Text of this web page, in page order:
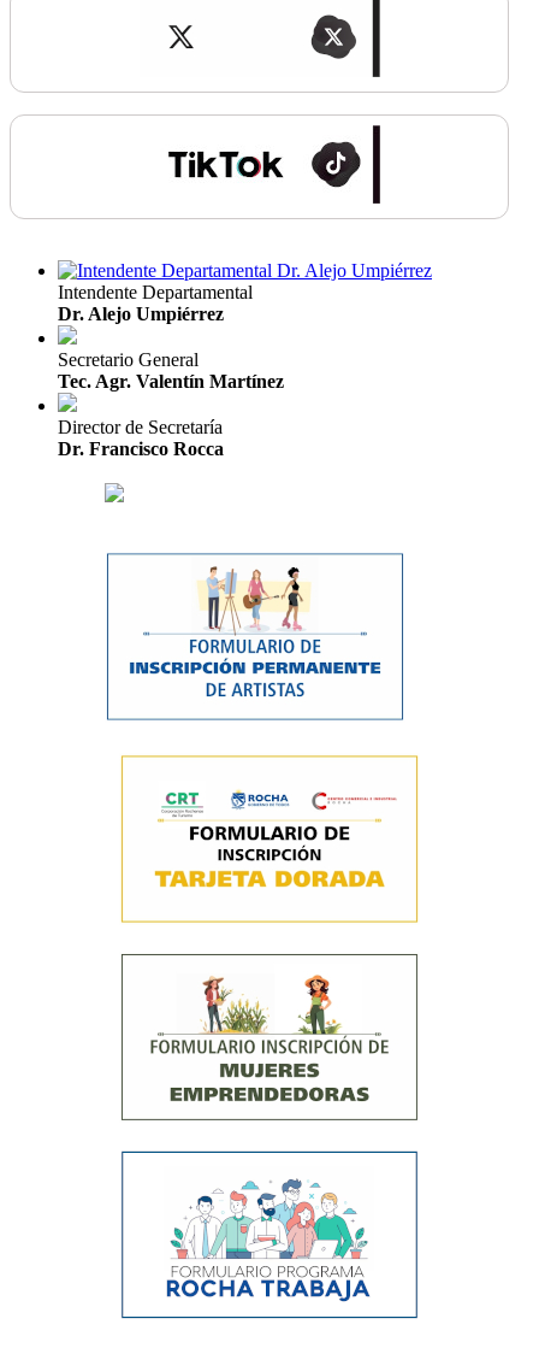
Intendente Departamental
Dr. Alejo Umpiérrez
Secretario General
Tec. Agr. Valentín Martínez
Director de Secretaría
Dr. Francisco Rocca